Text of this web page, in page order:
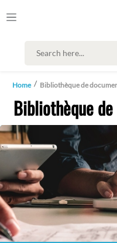
Home Bibliothèque de
Bibliothèque